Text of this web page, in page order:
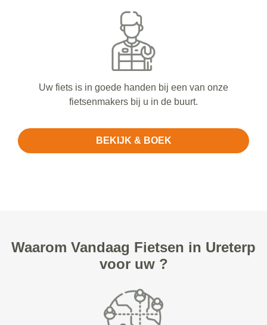
Uw fiets is in goede handen bij een van onze
fietsenmakers bij u in de buurt.
BEKIJK & BOEK
Waarom Vandaag Fietsen in Ureterp
voor uw ?